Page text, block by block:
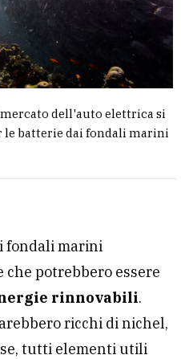
dell'auto elettrica si
le batterie dai fondali marini
fondali marini
potrebbero essere
rinnovabili.
ricchi di nichel,
tutti elementi utili